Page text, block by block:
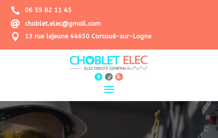
 06 59 82 11 45
 choblet.elec@gmail.com
 13 rue lejeune 44650 Corcoué-sur-Logne